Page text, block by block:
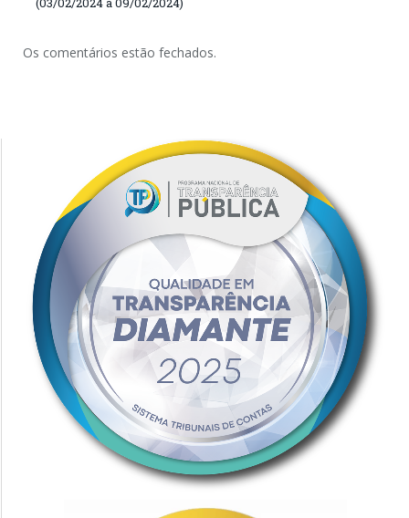
Os comentários estão fechados.